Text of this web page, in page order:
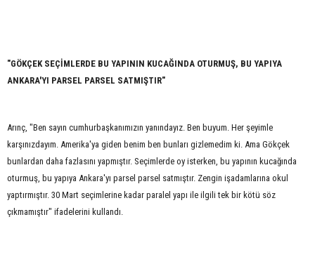
"GÖKÇEK SEÇİMLERDE BU YAPININ KUCAĞINDA OTURMUŞ, BU YAPIYA
ANKARA'YI PARSEL PARSEL SATMIŞTIR"
Arınç, "Ben sayın cumhurbaşkanımızın yanındayız. Ben buyum. Her şeyimle
karşınızdayım. Amerika'ya giden benim ben bunları gizlemedim ki. Ama Gökçek
bunlardan daha fazlasını yapmıştır. Seçimlerde oy isterken, bu yapının kucağında
oturmuş, bu yapıya Ankara'yı parsel parsel satmıştır. Zengin işadamlarına okul
yaptırmıştır. 30 Mart seçimlerine kadar paralel yapı ile ilgili tek bir kötü söz
çıkmamıştır" ifadelerini kullandı.